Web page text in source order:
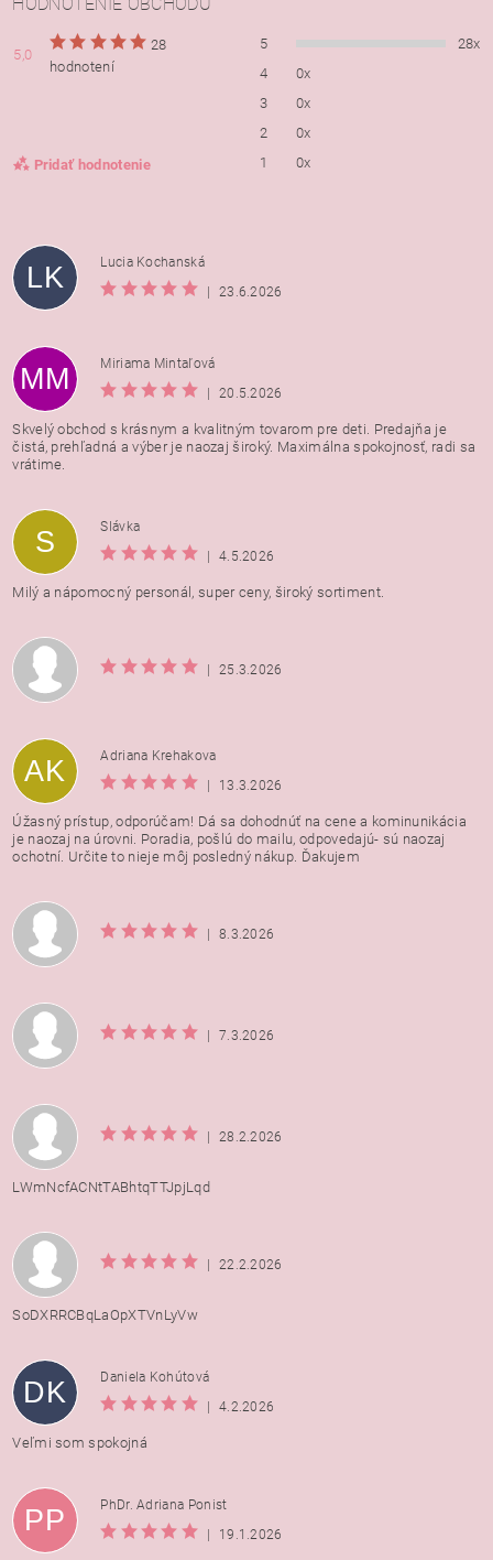
5,0
28
hodnotení
Pridať hodnotenie
5
28x
4
0x
3
0x
2
0x
1
0x
Vložením hodnotenie súhlasíte s
osobných údajov
LK
Lucia Kochanská
|
23.6.2026
MM
Miriama Mintaľová
|
20.5.2026
Skvelý obchod s krásnym a kvalitným tovarom pre deti. Predajňa je
čistá, prehľadná a výber je naozaj široký. Maximálna spokojnosť, radi sa
vrátime.
S
Slávka
|
4.5.2026
Milý a nápomocný personál, super ceny, široký sortiment.
| 25.3.2026
AK
Adriana Krehakova
|
13.3.2026
Úžasný prístup, odporúčam! Dá sa dohodnúť na cene a kominunikácia
je naozaj na úrovni. Poradia, pošlú do mailu, odpovedajú- sú naozaj
ochotní. Určite to nieje môj posledný nákup. Ďakujem
| 8.3.2026
| 7.3.2026
| 28.2.2026
LWmNcfACNtTABhtqTTJpjLqd
| 22.2.2026
SoDXRRCBqLaOpXTVnLyVw
DK
Daniela Kohútová
|
4.2.2026
Veľmi som spokojná
PP
PhDr. Adriana Ponist
|
19.1.2026